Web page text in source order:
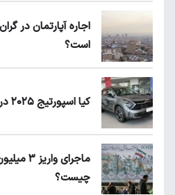
اجاره آپارتمان در
است؟
کیا اسپورتیج ۲۰۲۵ در ایران ارزش خرید دارد؟
ماجرای
چیست؟